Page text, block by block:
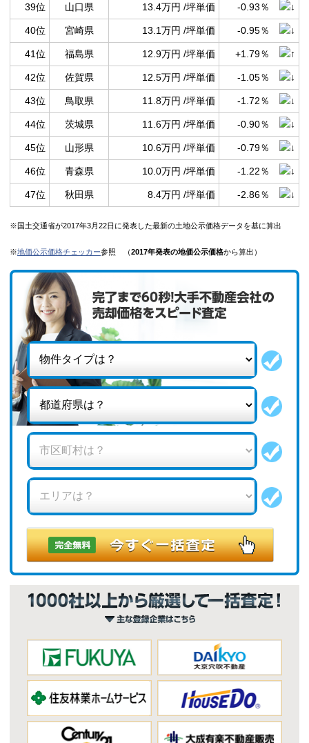
39位 山口県 13.4万円 /坪単価 -0.93％
40位 宮崎県 13.1万円 /坪単価 -0.95％
41位 福島県 12.9万円 /坪単価 +1.79％
42位 佐賀県 12.5万円 /坪単価 -1.05％
43位 鳥取県 11.8万円 /坪単価 -1.72％
44位 茨城県 11.6万円 /坪単価 -0.90％
45位 山形県 10.6万円 /坪単価 -0.79％
46位 青森県 10.0万円 /坪単価 -1.22％
47位 秋田県 8.4万円 /坪単価 -2.86％
※国土交通省が2017年3月22日に発表した最新の土地公示価格データを基に算出
※地価公示価格チェッカー参照 （2017年発表の地価公示価格から算出）